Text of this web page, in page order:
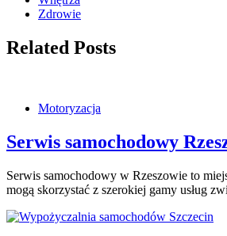
Zdrowie
Related Posts
Motoryzacja
Serwis samochodowy
Serwis samochodowy w Rzeszowie to
mogą skorzystać z szerokiej gamy usług